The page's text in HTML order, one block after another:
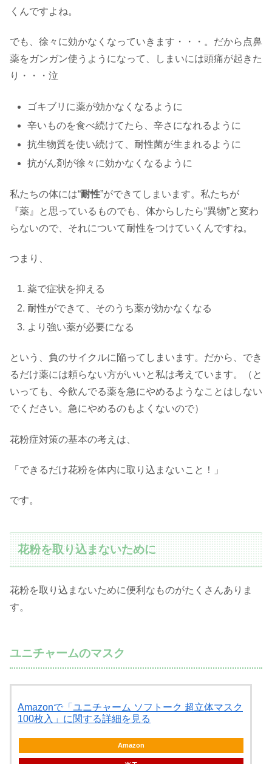
くんですよね。
でも、徐々に効かなくなっていきます・・・。だから点鼻
薬をガンガン使うようになって、しまいには頭痛が起きた
り・・・泣
ゴキブリに薬が効かなくなるように
辛いものを食べ続けてたら、辛さになれるように
抗生物質を使い続けて、耐性菌が生まれるように
抗がん剤が徐々に効かなくなるように
私たちの体には“耐性”ができてしまいます。私たちが
『薬』と思っているものでも、体からしたら“異物”と変わ
らないので、それについて耐性をつけていくんですね。
つまり、
薬で症状を抑える
耐性ができて、そのうち薬が効かなくなる
より強い薬が必要になる
という、負のサイクルに陥ってしまいます。だから、でき
るだけ薬には頼らない方がいいと私は考えています。（と
いっても、今飲んでる薬を急にやめるようなことはしない
でください。急にやめるのもよくないので）
花粉症対策の基本の考えは、
「できるだけ花粉を体内に取り込まないこと！」
です。
花粉を取り込まないために
花粉を取り込まないために便利なものがたくさんありま
す。
ユニチャームのマスク
Amazonで「ユニチャーム ソフトーク 超立体マスク
100枚入」に関する詳細を見る
Amazon